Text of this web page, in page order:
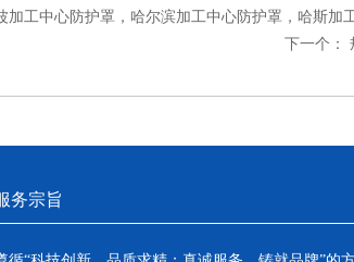
加工中心防护罩，哈尔滨加工中心防护罩，哈斯加
下一个：
务宗旨